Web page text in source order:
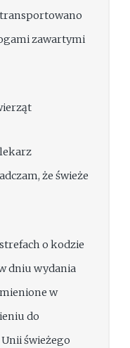
transportowano
zawartymi
że świeże
o kodzie
dniu wydania
w
do
świeżego